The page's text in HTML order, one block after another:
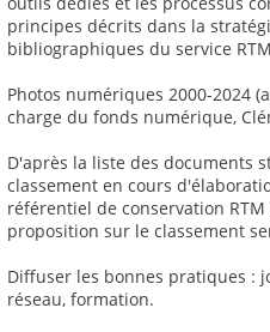
principes décrits dans la
bibliographiques du service
Photos numériques 2000-2024
charge du fonds numérique,
D'après la liste des documents
classement en cours
référentiel de conservation
proposition sur le classement
Diffuser les bonnes pratiques :
réseau, formation.